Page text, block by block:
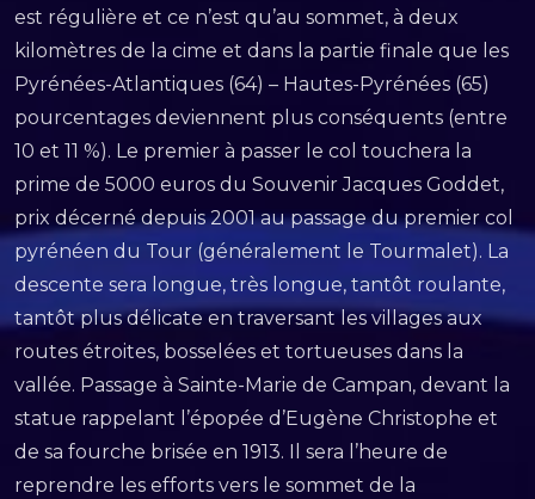
est régulière et ce n’est qu’au sommet, à deux
kilomètres de la cime et dans la partie finale que les
Pyrénées-Atlantiques (64) – Hautes-Pyrénées (65)
pourcentages deviennent plus conséquents (entre
10 et 11 %). Le premier à passer le col touchera la
prime de 5000 euros du Souvenir Jacques Goddet,
prix décerné depuis 2001 au passage du premier col
pyrénéen du Tour (généralement le Tourmalet). La
descente sera longue, très longue, tantôt roulante,
tantôt plus délicate en traversant les villages aux
routes étroites, bosselées et tortueuses dans la
vallée. Passage à Sainte-Marie de Campan, devant la
statue rappelant l’épopée d’Eugène Christophe et
de sa fourche brisée en 1913. Il sera l’heure de
reprendre les efforts vers le sommet de la